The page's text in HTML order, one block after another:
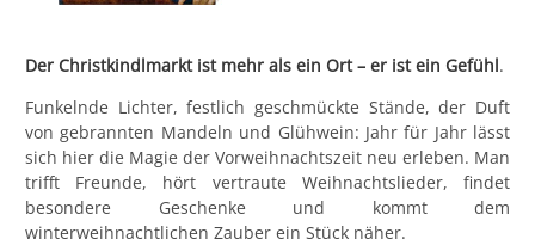
Der Christkindlmarkt ist mehr als ein Ort – er ist ein Gefühl.
Funkelnde Lichter, festlich geschmückte Stände, der Duft
von gebrannten Mandeln und Glühwein: Jahr für Jahr lässt
sich hier die Magie der Vorweihnachtszeit neu erleben. Man
trifft Freunde, hört vertraute Weihnachtslieder, findet
besondere Geschenke und kommt dem
winterweihnachtlichen Zauber ein Stück näher.